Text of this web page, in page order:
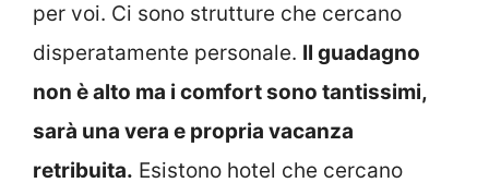
per voi. Ci sono strutture che cercano
disperatamente personale. Il guadagno
non è alto ma i comfort sono tantissimi,
sarà una vera e propria vacanza
retribuita. Esistono hotel che cercano